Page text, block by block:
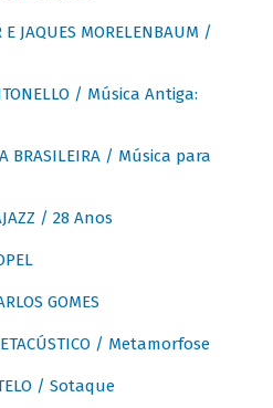
E JAQUES MORELENBAUM /
/ Música Antiga:
BRASILEIRA / Música para
/ 28 Anos
GOMES
/ Metamorfose
/ Sotaque